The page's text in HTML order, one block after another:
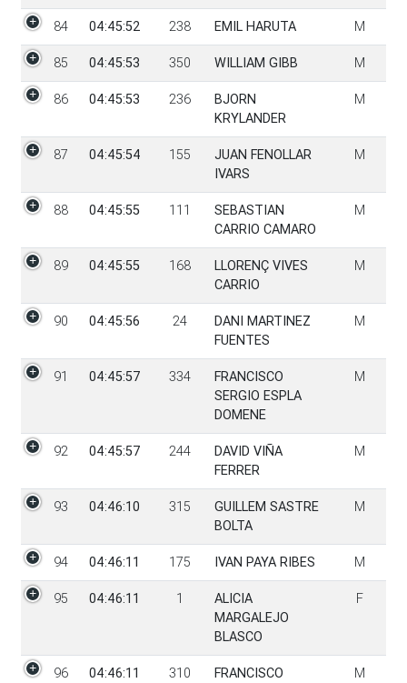
84 04:45:52 238 EMIL HARUTA M
85 04:45:53 350 WILLIAM GIBB M
86 04:45:53 236
BJORN
KRYLANDER
M
87 04:45:54 155
JUAN FENOLLAR
IVARS
M
88 04:45:55 111
SEBASTIAN
CARRIO CAMARO
M
89 04:45:55 168
LLORENÇ VIVES
CARRIO
M
90 04:45:56 24
DANI MARTINEZ
FUENTES
M
91 04:45:57 334
FRANCISCO
SERGIO ESPLA
DOMENE
M
92 04:45:57 244
DAVID VIÑA
FERRER
M
93 04:46:10 315
GUILLEM SASTRE
BOLTA
M
94 04:46:11 175 IVAN PAYA RIBES M
95 04:46:11 1
ALICIA
MARGALEJO
BLASCO
F
96 04:46:11 310
FRANCISCO
M